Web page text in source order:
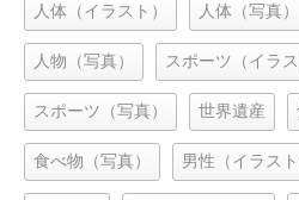
人体（イラスト） 人体（写真）
人物（写真） スポーツ（イラス
スポーツ（写真） 世界遺産
食べ物（写真） 男性（イラスト